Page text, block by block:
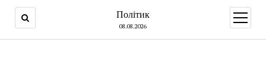
Політик
08.08.2026
open
menu